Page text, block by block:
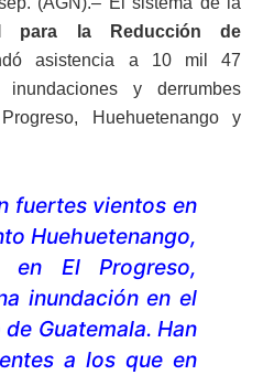
para la Reducción de
asistencia a 10 mil 47
y derrumbes
Huehuetenango y
fuertes vientos en
Huehuetenango,
en El Progreso,
inundación en el
Guatemala. Han
a los que en